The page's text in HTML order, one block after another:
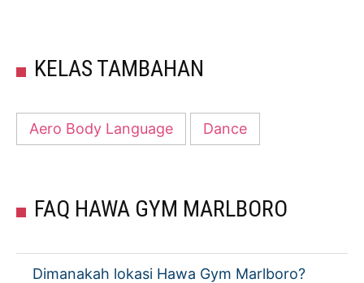
KELAS TAMBAHAN
Aero Body Language Dance
FAQ HAWA GYM MARLBORO
Dimanakah lokasi Hawa Gym Marlboro?